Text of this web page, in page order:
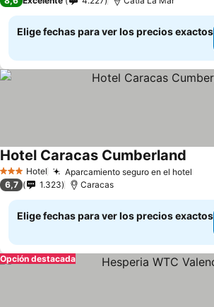
Elige fechas para ver los precios exactos
3 Estrellas
Hotel Aparcamiento seguro en el hotel
Hotel Caracas Cumberland
6,7 1.323 Caracas
Elige fechas para ver los precios exactos
Opción destacada